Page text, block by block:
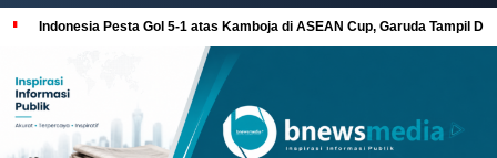
Indonesia Pesta Gol 5-1 atas Kamboja di ASEAN Cup, Garuda Tampil